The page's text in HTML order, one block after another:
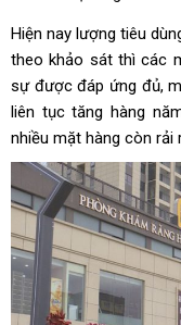
Hiện nay lượng tiêu
theo khảo sát thì các
sự được đáp ứng đủ,
liên tục tăng hàng
nhiều mặt hàng còn rải